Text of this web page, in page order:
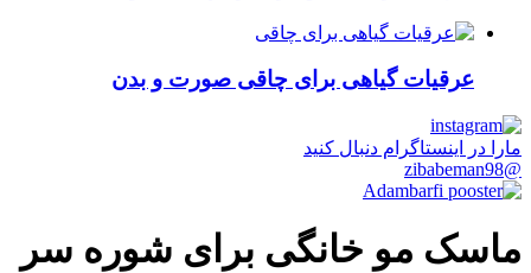
عرقیات گیاهی برای چاقی صورت و بدن
مارا در اینستاگرام دنبال کنید
@zibabeman98
ماسک مو خانگی برای شوره سر